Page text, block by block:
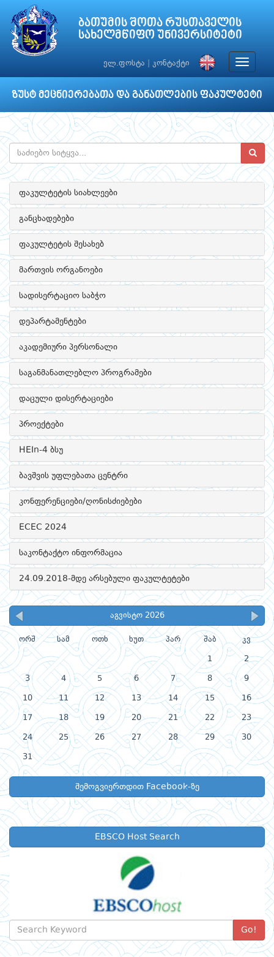
ბათუმის შოთა რუსთაველის
სახელმწიფო უნივერსიტეტი
ელ.ფოსტა კონტაქტი
Toggle
ზუსტ მეცნიერებათა და განათლების ფაკულტეტი
ფაკულტეტის სიახლეები
განცხადებები
ფაკულტეტის შესახებ
მართვის ორგანოები
სადისერტაციო საბჭო
დეპარტამენტები
აკადემიური პერსონალი
საგანმანათლებლო პროგრამები
დაცული დისერტაციები
პროექტები
HEIn-4 ბსუ
ბავშვის უფლებათა ცენტრი
კონფერენციები/ღონისძიებები
ECEC 2024
საკონტაქტო ინფორმაცია
24.09.2018-მდე არსებული ფაკულტეტები
აგვისტო 2026
ორშ სამ ოთხ ხუთ პარ შაბ კვ
1 2
3 4 5 6 7 8 9
10 11 12 13 14 15 16
17 18 19 20 21 22 23
24 25 26 27 28 29 30
31
შემოგვიერთდით Facebook-ზე
EBSCO Host Search
Go!